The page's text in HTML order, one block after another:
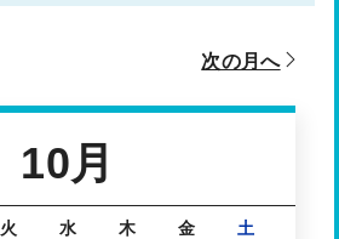
次の月へ
10月
火 水 木 金 土